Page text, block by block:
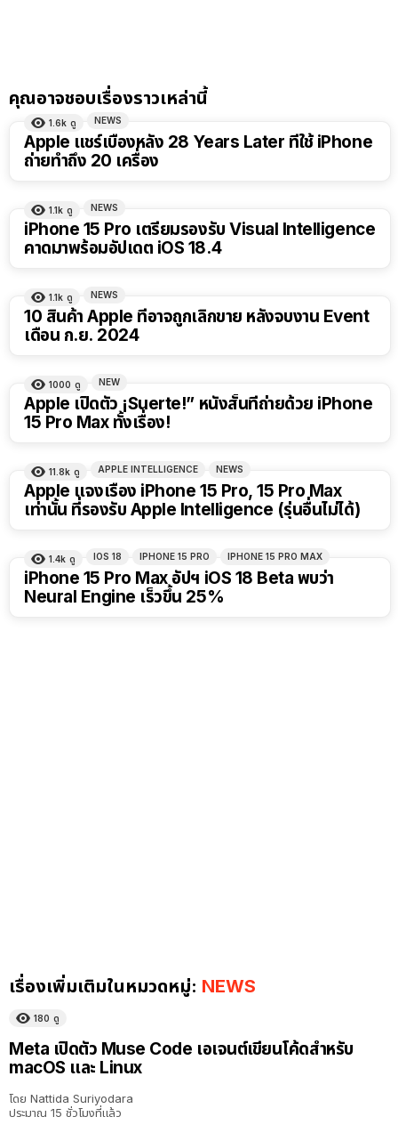
คุณอาจชอบเรื่องราวเหล่านี้
1.6k ดู NEWS
Apple แชร์เบื้องหลัง 28 Years Later ที่ใช้ iPhone
ถ่ายทำถึง 20 เครื่อง
1.1k ดู NEWS
iPhone 15 Pro เตรียมรองรับ Visual Intelligence
คาดมาพร้อมอัปเดต iOS 18.4
1.1k ดู NEWS
10 สินค้า Apple ที่อาจถูกเลิกขาย หลังจบงาน Event
เดือน ก.ย. 2024
1000 ดู NEW
Apple เปิดตัว ¡Suerte!” หนังสั้นที่ถ่ายด้วย iPhone
15 Pro Max ทั้งเรื่อง!
11.8k ดู APPLE INTELLIGENCE NEWS
Apple แจงเรื่อง iPhone 15 Pro, 15 Pro Max
เท่านั้น ที่รองรับ Apple Intelligence (รุ่นอื่นไม่ได้)
1.4k ดู IOS 18 IPHONE 15 PRO IPHONE 15 PRO MAX
iPhone 15 Pro Max อัปฯ iOS 18 Beta พบว่า
Neural Engine เร็วขึ้น 25%
เรื่องเพิ่มเติมในหมวดหมู่: NEWS
180 ดู
Meta เปิดตัว Muse Code เอเจนต์เขียนโค้ดสำหรับ
macOS และ Linux
โดย Nattida Suriyodara
ประมาณ 15 ชั่วโมงที่แล้ว